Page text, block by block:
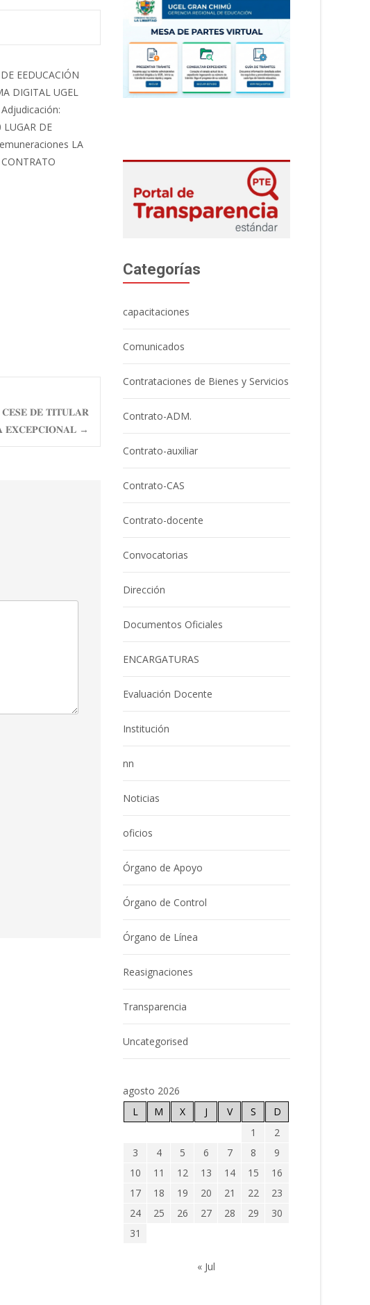
𝐃𝐄 𝐓𝐈𝐓𝐔𝐋𝐀𝐑
𝐄𝐗𝐂𝐄𝐏𝐂𝐈𝐎𝐍𝐀𝐋 →
Categorías
capacitaciones
Comunicados
Contrataciones de Bienes y Servicios
Contrato-ADM.
Contrato-auxiliar
Contrato-CAS
Contrato-docente
Convocatorias
Dirección
Documentos Oficiales
ENCARGATURAS
Evaluación Docente
Institución
nn
Noticias
oficios
Órgano de Apoyo
Órgano de Control
Órgano de Línea
Reasignaciones
Transparencia
Uncategorised
agosto 2026
L
M X J V S
D
1
2
3
4 5 6 7 8
9
10
11 12 13 14 15
16
17
18 19 20 21 22
23
24
25 26 27 28 29
30
31
« Jul